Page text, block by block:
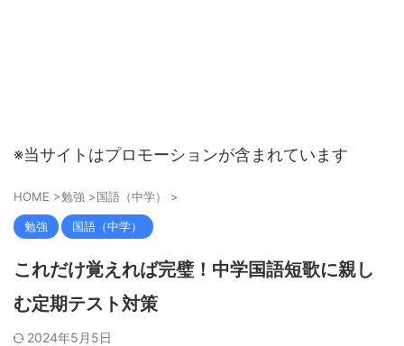
※当サイトはプロモーションが含まれています
HOME >勉強 >国語（中学） >
勉強 国語（中学）
これだけ覚えれば完璧！中学国語短歌に親し
む定期テスト対策
2024年5月5日